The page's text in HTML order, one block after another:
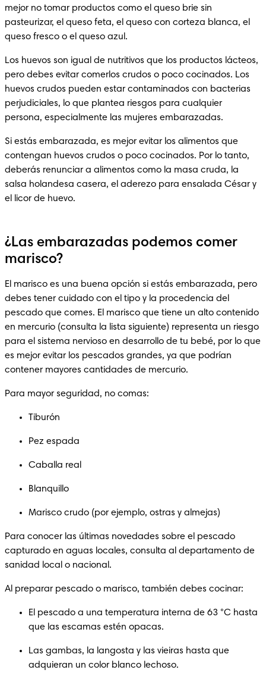
mejor no tomar productos como el queso brie sin
pasteurizar, el queso feta, el queso con corteza blanca, el
queso fresco o el queso azul.
Los huevos son igual de nutritivos que los productos lácteos,
pero debes evitar comerlos crudos o poco cocinados. Los
huevos crudos pueden estar contaminados con bacterias
perjudiciales, lo que plantea riesgos para cualquier
persona, especialmente las mujeres embarazadas.
Si estás embarazada, es mejor evitar los alimentos que
contengan huevos crudos o poco cocinados. Por lo tanto,
deberás renunciar a alimentos como la masa cruda, la
salsa holandesa casera, el aderezo para ensalada César y
el licor de huevo.
¿Las embarazadas podemos comer
marisco?
El marisco es una buena opción si estás embarazada, pero
debes tener cuidado con el tipo y la procedencia del
pescado que comes. El marisco que tiene un alto contenido
en mercurio (consulta la lista siguiente) representa un riesgo
para el sistema nervioso en desarrollo de tu bebé, por lo que
es mejor evitar los pescados grandes, ya que podrían
contener mayores cantidades de mercurio.
Para mayor seguridad, no comas:
Tiburón
Pez espada
Caballa real
Blanquillo
Marisco crudo (por ejemplo, ostras y almejas)
Para conocer las últimas novedades sobre el pescado
capturado en aguas locales, consulta al departamento de
sanidad local o nacional.
Al preparar pescado o marisco, también debes cocinar:
El pescado a una temperatura interna de 63 °C hasta
que las escamas estén opacas.
Las gambas, la langosta y las vieiras hasta que
adquieran un color blanco lechoso.